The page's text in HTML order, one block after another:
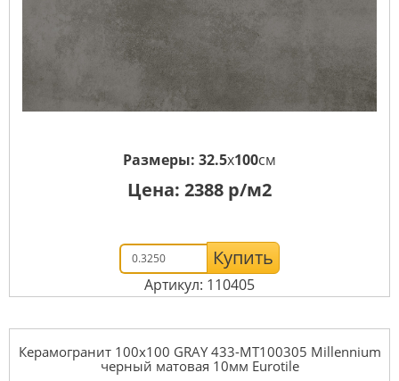
Размеры: 32.5x100см
Цена: 2388 р/м2
Купить
Артикул: 110405
Керамогранит 100x100 GRAY 433-MT100305 Millennium
черный матовая 10мм Eurotile